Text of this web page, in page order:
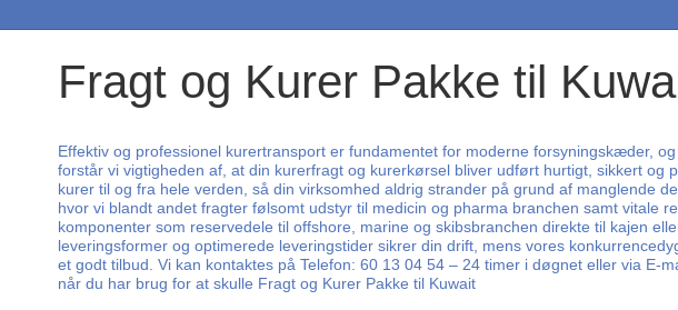
Fragt og Kurer Pakke til
Effektiv og professionel kurertransport er fundamentet for moderne forsyningskæder,
forstår vi vigtigheden af, at din kurerfragt og kurerkørsel bliver udført hurtigt, sikkert
kurer til og fra hele verden, så din virksomhed aldrig strander på grund af manglende
hvor vi blandt andet fragter følsomt udstyr til medicin og pharma branchen samt vitale
komponenter som reservedele til offshore, marine og skibsbranchen direkte til kajen
leveringsformer og optimerede leveringstider sikrer din drift, mens vores
et godt tilbud. Vi kan kontaktes på Telefon: 60 13 04 54 – 24 timer i døgnet eller via
når du har brug for at skulle Fragt og Kurer Pakke til Kuwait